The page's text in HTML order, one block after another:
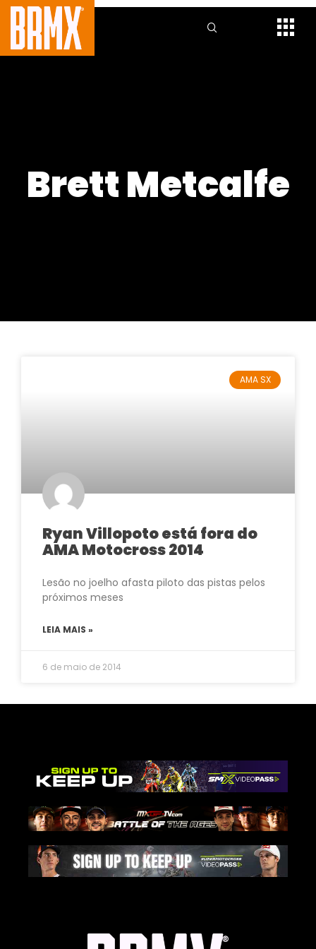
Brett Metcalfe
AMA SX
Ryan Villopoto está fora do
AMA Motocross 2014
Lesão no joelho afasta piloto das pistas pelos
próximos meses
LEIA MAIS »
6 de maio de 2014